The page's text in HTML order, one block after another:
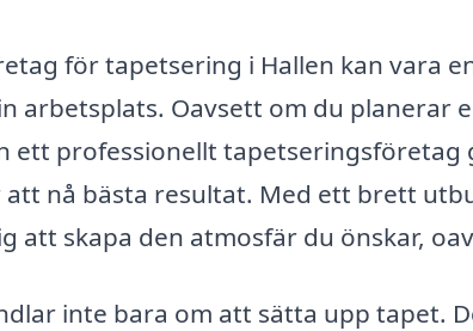
för tapetsering i Hallen kan vara
arbetsplats. Oavsett om du planerar
ett professionellt tapetseringsföretag
att nå bästa resultat. Med ett brett
att skapa den atmosfär du önskar,
inte bara om att sätta upp tapet.